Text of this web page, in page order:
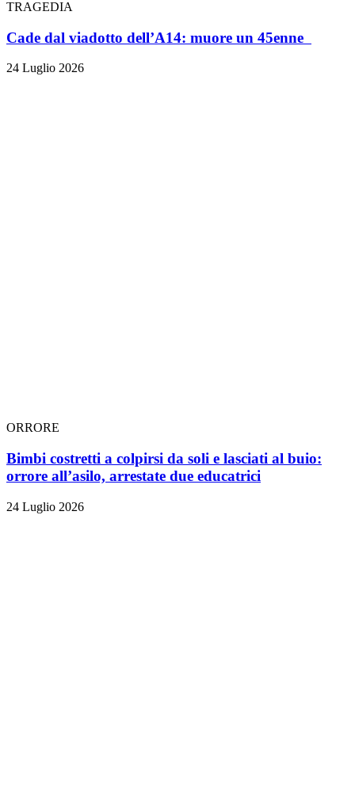
TRAGEDIA
Cade dal viadotto dell’A14: muore un 45enne
24 Luglio 2026
ORRORE
Bimbi costretti a colpirsi da soli e lasciati al buio:
orrore all’asilo, arrestate due educatrici
24 Luglio 2026